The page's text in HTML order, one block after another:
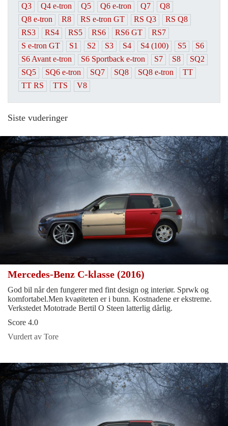
Q3
Q4 e-tron Q5 Q6 e-tron Q7
Q8
Q8 e-tron
R8 RS e-tron GT RS Q3
RS Q8
RS3
RS4 RS5 RS6 RS6 GT
RS7
S e-tron GT
S1 S2 S3 S4 S4 (100) S5
S6
S6 Avant e-tron
S6 Sportback e-tron S7 S8
SQ2
SQ5
SQ6 e-tron SQ7 SQ8 SQ8 e-tron
TT
TT RS
TTS V8
Siste vuderinger
Mercedes-Benz C-klasse (2016)
God bil når den fungerer med fint design og interiør. Sprwk og
komfortabel.Men kvaøiteten er i bunn. Kostnadene er ekstreme.
Verkstedet Mototrade Bertil O Steen latterlig dårlig.
Score 4.0
Vurdert av Tore